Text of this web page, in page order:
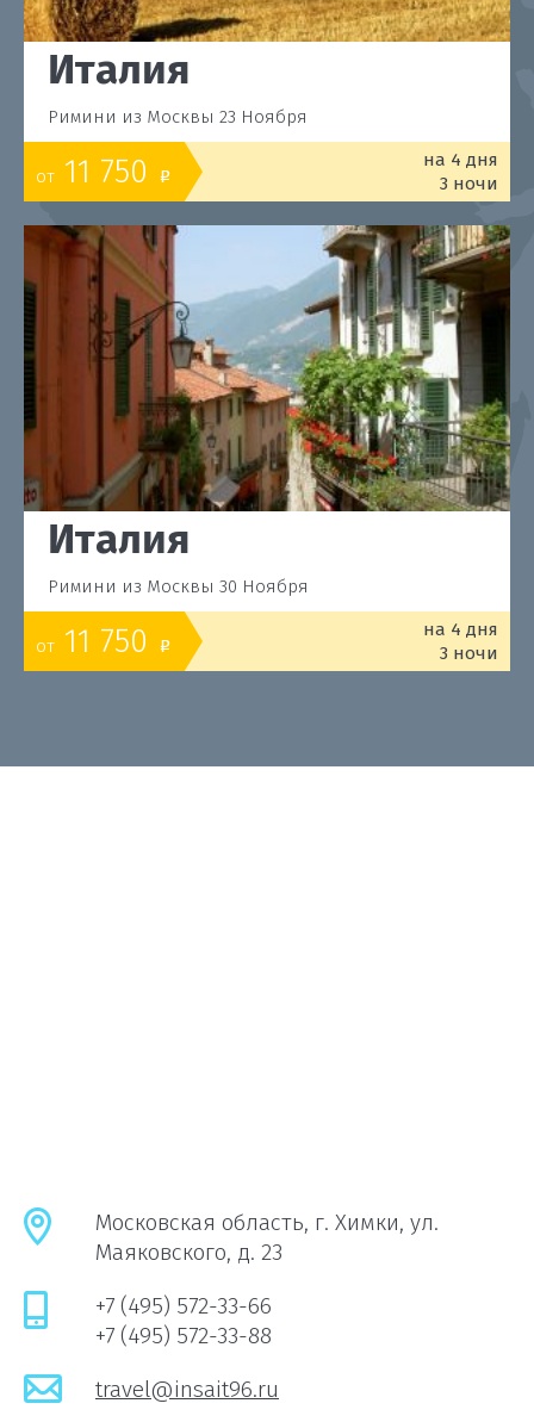
Италия
Римини из Москвы 23 Ноября
от 11 750 o
на 4 дня
3 ночи
Италия
Римини из Москвы 30 Ноября
от 11 750 o
на 4 дня
3 ночи
Московская область, г. Химки, ул.
Маяковского, д. 23
+7 (495) 572-33-66
+7 (495) 572-33-88
travel@insait96.ru